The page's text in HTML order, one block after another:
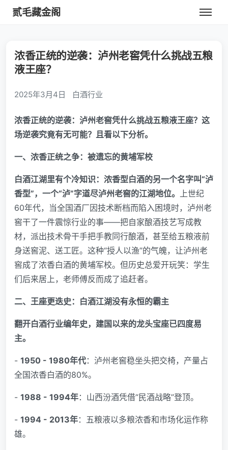
贰毛藏金阁
浓香正统的逆袭：泸州老窖凭什么挑战五粮
液王座？
2025年3月4日 白酒行业
浓香正统的逆袭：泸州老窖凭什么挑战五粮液王座？这
场逆袭究竟有无可能？且看以下分析。
一、浓香正统之争：被遗忘的黄埔军校
白酒江湖里有个冷知识：浓香型白酒的另一个名字叫“泸
香型”，一个“泸”字道尽泸州老窖的江湖地位。
上世纪
60年代，当全国酒厂因技术断档而陷入困境时，泸州老
窖干了一件震惊行业的事——把自家酿酒技艺写成教
材，派出技术骨干手把手教同行酿酒，甚至给五粮液前
身送窖泥、送工匠。这种“授人以渔”的气魄，让泸州老
窖成了浓香白酒的黄埔军校。但历史总爱开玩笑：学生
们后来居上，老师傅反而成了追赶者。
二、王座更迭史：白酒江湖没有永恒的霸主
翻开白酒行业编年史，建国以来的龙头宝座已四度易
主。
- 1950 - 1980年代：泸州老窖稳坐头把交椅，产量占
全国浓香白酒的80%。
- 1988 - 1994年：山西汾酒凭借“民酒战略”登顶。
- 1994 - 2013年：五粮液以多粮浓香和市场化运作称
雄。